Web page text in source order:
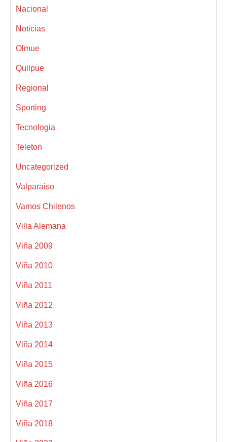
Nacional
Noticias
Olmue
Quilpue
Regional
Sporting
Tecnologia
Teleton
Uncategorized
Valparaiso
Vamos Chilenos
Villa Alemana
Viña 2009
Viña 2010
Viña 2011
Viña 2012
Viña 2013
Viña 2014
Viña 2015
Viña 2016
Viña 2017
Viña 2018